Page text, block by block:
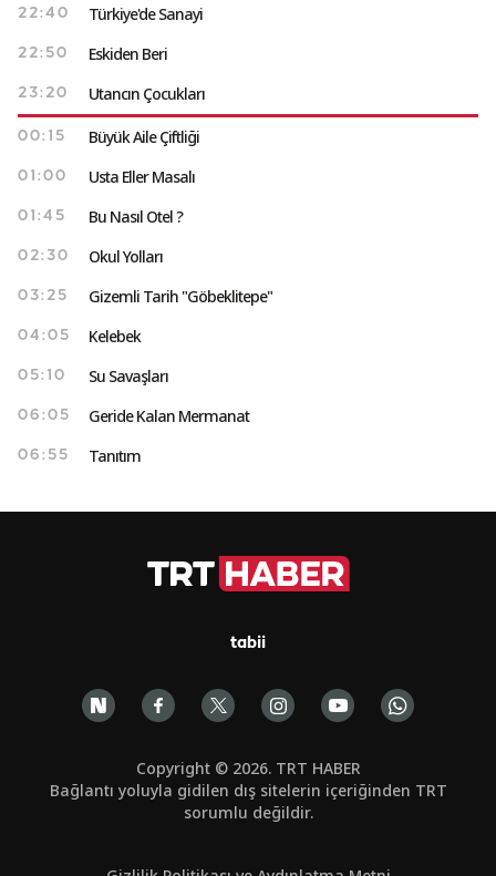
22:40 Türkiye'de Sanayi
22:50 Eskiden Beri
23:20 Utancın Çocukları
00:15 Büyük Aile Çiftliği
01:00 Usta Eller Masalı
01:45 Bu Nasıl Otel ?
02:30 Okul Yolları
03:25 Gizemli Tarih "Göbeklitepe"
04:05 Kelebek
05:10 Su Savaşları
06:05 Geride Kalan Mermanat
06:55 Tanıtım
tabii
Copyright © 2026. TRT HABER
Bağlantı yoluyla gidilen dış sitelerin içeriğinden TRT
sorumlu değildir.